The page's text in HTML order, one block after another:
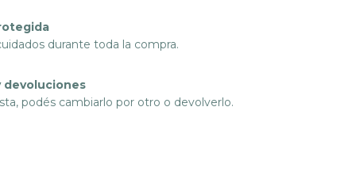
durante toda la compra.
devoluciones
podés cambiarlo por otro o devolverlo.